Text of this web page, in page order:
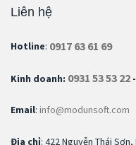
Liên hệ
Hotline: 0917 63 61 69
Kinh doanh: 0931 53 53 22 -
Email: info@modunsoft.com
Địa chỉ: 422 Nguyễn Thái